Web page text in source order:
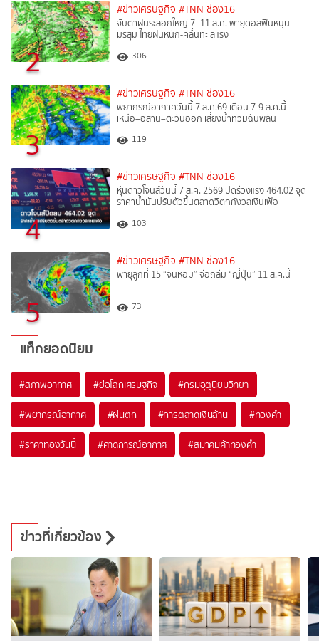
2
#ข่าวเศรษฐกิจ #TNN ช่อง16
จับตาฝนระลอกใหญ่ 7–11 ส.ค. พายุดอลฟินหนุน
มรสุม ไทยฝนหนัก-คลื่นทะเลแรง
306
3
#ข่าวเศรษฐกิจ #TNN ช่อง16
พยากรณ์อากาศวันนี้ 7 ส.ค.69 เตือน 7-9 ส.ค.นี้
เหนือ–อีสาน–ตะวันออก เสี่ยงน้ำท่วมฉับพลัน
119
4
#ข่าวเศรษฐกิจ #TNN ช่อง16
หุ้นดาวโจนส์วันนี้ 7 ส.ค. 2569 ปิดร่วงแรง 464.02 จุด
ราคาน้ำมันปรับตัวขึ้นตลาดวิตกกังวลเงินเฟ้อ
103
5
#ข่าวเศรษฐกิจ #TNN ช่อง16
พายุลูกที่ 15 “จันหอม” จ่อถล่ม “ญี่ปุ่น” 11 ส.ค.นี้
73
แท็กยอดนิยม
#สภาพอากาศ #ย่อโลกเศรษฐกิจ #กรมอุตุนิยมวิทยา
#พยากรณ์อากาศ #ฝนตก #การตลาดเงินล้าน #ทองคำ
#ราคาทองวันนี้ #คาดการณ์อากาศ #สมาคมค้าทองคำ
ข่าวที่เกี่ยวข้อง